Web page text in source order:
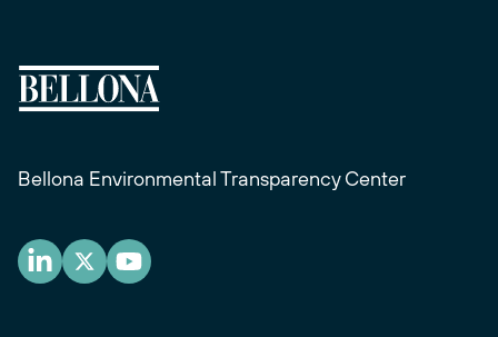
Bellona Environmental Transparency Center